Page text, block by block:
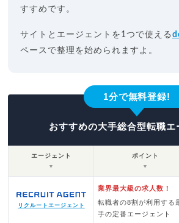
すすめです。
サイトとエージェントを1つで使える
ペースで整理を始められますよ。
1分で無料登録!
おすすめの大手総合型転職エ
エージェント
▼
ポイント
▼
リクルートエージェント
業界最大級の求人数！
転職者の8割が利用する
手の定番エージェント